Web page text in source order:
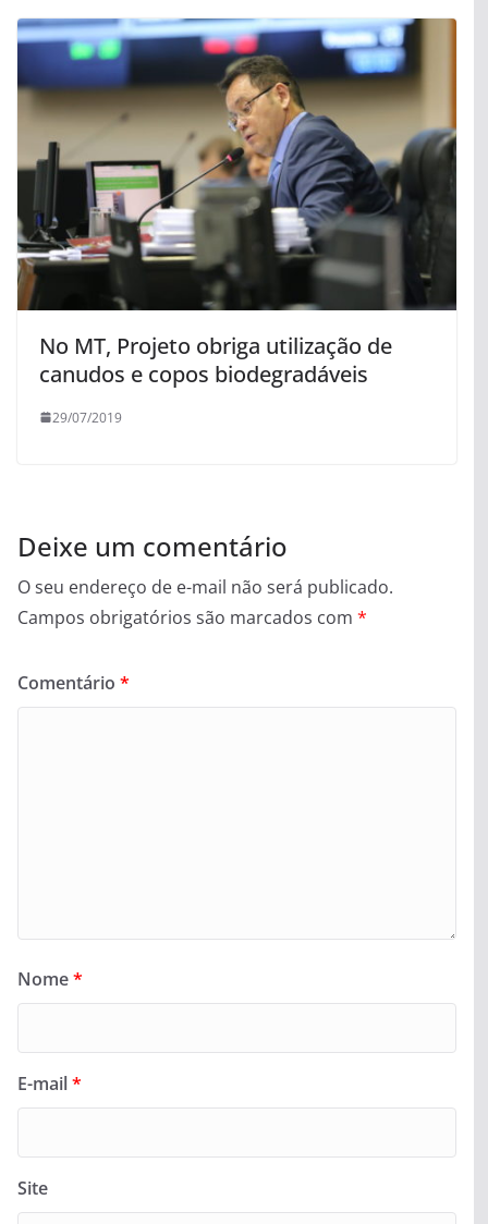
No MT, Projeto obriga utilização de
canudos e copos biodegradáveis
29/07/2019
Deixe um comentário
O seu endereço de e-mail não será publicado.
Campos obrigatórios são marcados com *
Comentário *
Nome*
E-mail*
Site